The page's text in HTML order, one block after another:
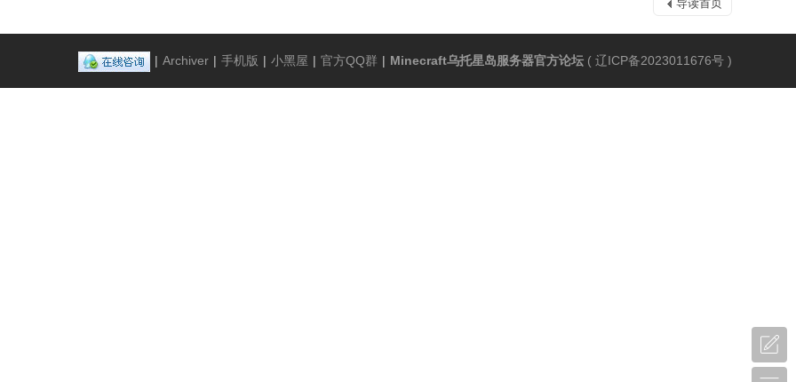
导读首页
| Archiver | 手机版 | 小黑屋 | 官方QQ群 | Minecraft乌托星岛服务器官方论坛 ( 辽ICP备2023011676号 )